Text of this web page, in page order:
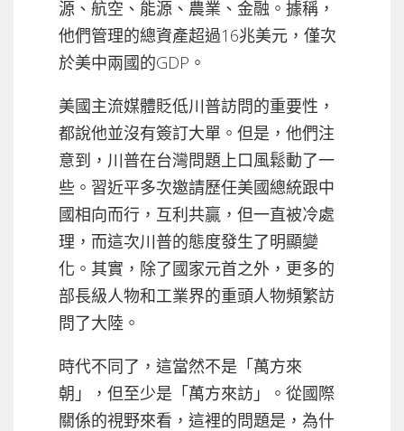
源、航空、能源、農業、金融。據稱，
他們管理的總資產超過16兆美元，僅次
於美中兩國的GDP。
美國主流媒體貶低川普訪問的重要性，
都說他並沒有簽訂大單。但是，他們注
意到，川普在台灣問題上口風鬆動了一
些。習近平多次邀請歷任美國總統跟中
國相向而行，互利共贏，但一直被冷處
理，而這次川普的態度發生了明顯變
化。其實，除了國家元首之外，更多的
部長級人物和工業界的重頭人物頻繁訪
問了大陸。
時代不同了，這當然不是「萬方來
朝」，但至少是「萬方來訪」。從國際
關係的視野來看，這裡的問題是，為什